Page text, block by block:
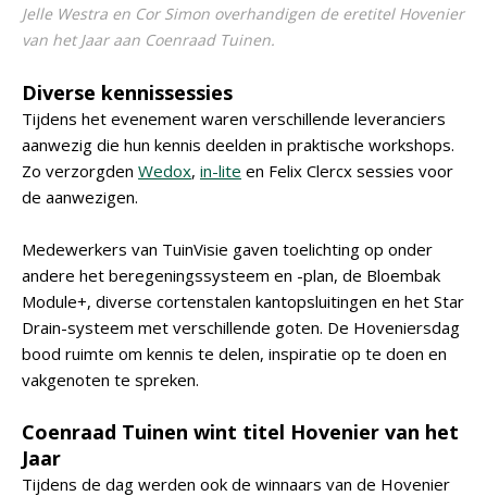
Jelle Westra en Cor Simon overhandigen de eretitel Hovenier
van het Jaar aan Coenraad Tuinen.
Diverse kennissessies
Tijdens het evenement waren verschillende leveranciers
aanwezig die hun kennis deelden in praktische workshops.
Zo verzorgden Wedox, in-lite en Felix Clercx sessies voor
de aanwezigen.
Medewerkers van TuinVisie gaven toelichting op onder
andere het beregeningssysteem en -plan, de Bloembak
Module+, diverse cortenstalen kantopsluitingen en het Star
Drain-systeem met verschillende goten. De Hoveniersdag
bood ruimte om kennis te delen, inspiratie op te doen en
vakgenoten te spreken.
Coenraad Tuinen wint titel Hovenier van het
Jaar
Tijdens de dag werden ook de winnaars van de Hovenier